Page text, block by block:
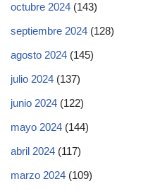
octubre 2024 (143)
septiembre 2024 (128)
agosto 2024 (145)
julio 2024 (137)
junio 2024 (122)
mayo 2024 (144)
abril 2024 (117)
marzo 2024 (109)